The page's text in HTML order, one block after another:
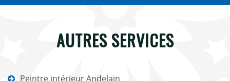
AUTRES SERVICES
Peintre intérieur Andelain